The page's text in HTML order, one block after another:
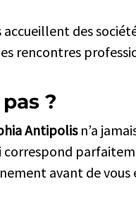
accueillent des
rencontres
?
Antipolisn’a
correspond
avant de vous
Société